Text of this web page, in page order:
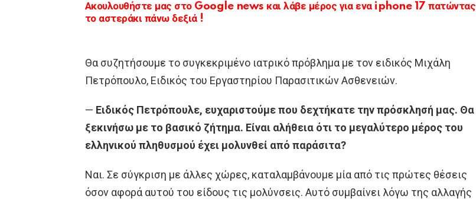
Ακουλουθήστε μας στο Google news και λάβε μέρος για ενα iphone 17 πατώντας
το αστεράκι πάνω δεξιά !
Θα συζητήσουμε το συγκεκριμένο ιατρικό πρόβλημα με τον ειδικός Μιχάλη
Πετρόπουλο, Ειδικός του Εργαστηρίου Παρασιτικών Ασθενειών.
— Ειδικός Πετρόπουλε, ευχαριστούμε που δεχτήκατε την πρόσκλησή μας. Θα
ξεκινήσω με το βασικό ζήτημα. Είναι αλήθεια ότι το μεγαλύτερο μέρος του
ελληνικού πληθυσμού έχει μολυνθεί από παράσιτα?
Ναι. Σε σύγκριση με άλλες χώρες, καταλαμβάνουμε μία από τις πρώτες θέσεις
όσον αφορά αυτού του είδους τις μολύνσεις. Αυτό συμβαίνει λόγω της αλλαγής